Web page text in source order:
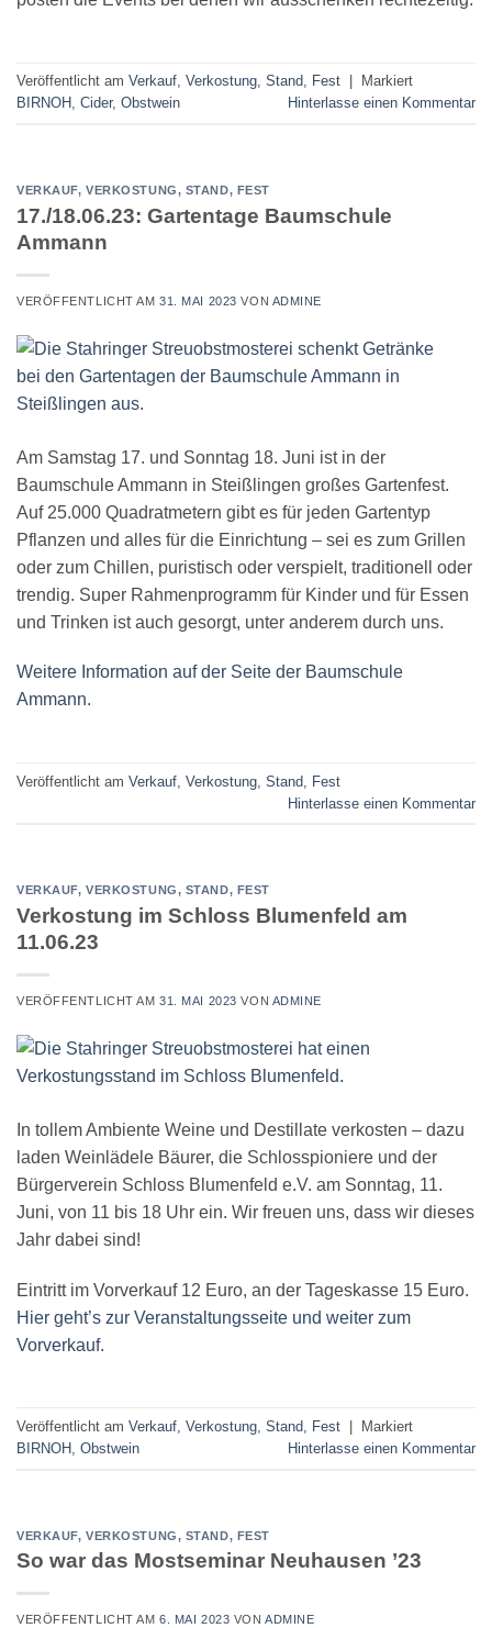
Veröffentlicht am Verkauf, Verkostung, Stand, Fest
Markiert
BIRNOH , Cider, Obstwein Hinterlasse einen Kommentar
VERKAUF, VERKOSTUNG, STAND, FEST
17./18.06.23: Gartentage Baumschule
Ammann
VERÖFFENTLICHT AM31. MAI 2023 VON ADMINE
Am Samstag 17. und Sonntag 18. Juni ist in der
Baumschule Ammann in Steißlingen großes Gartenfest.
Auf 25.000 Quadratmetern gibt es für jeden Gartentyp
Pflanzen und alles für die Einrichtung – sei es zum Grillen
oder zum Chillen, puristisch oder verspielt, traditionell oder
trendig. Super Rahmenprogramm für Kinder und für Essen
und Trinken ist auch gesorgt, unter anderem durch uns.
Weitere Information auf der Seite der Baumschule
Ammann.
Veröffentlicht am Verkauf, Verkostung, Stand, Fest
Hinterlasse einen Kommentar
VERKAUF, VERKOSTUNG, STAND, FEST
Verkostung im Schloss Blumenfeld am
11.06.23
VERÖFFENTLICHT AM31. MAI 2023 VON ADMINE
In tollem Ambiente Weine und Destillate verkosten – dazu
laden Weinlädele Bäurer, die Schlosspioniere und der
Bürgerverein Schloss Blumenfeld e.V. am Sonntag, 11.
Juni, von 11 bis 18 Uhr ein. Wir freuen uns, dass wir dieses
Jahr dabei sind!
Eintritt im Vorverkauf 12 Euro, an der Tageskasse 15 Euro.
Hier geht’s zur Veranstaltungsseite und weiter zum
Vorverkauf.
Veröffentlicht am Verkauf, Verkostung, Stand, Fest
Markiert
BIRNOH
Obstwein Hinterlasse einen Kommentar
VERKAUF, VERKOSTUNG, STAND, FEST
So war das Mostseminar Neuhausen ’23
VERÖFFENTLICHT AM6. MAI 2023 VONADMINE